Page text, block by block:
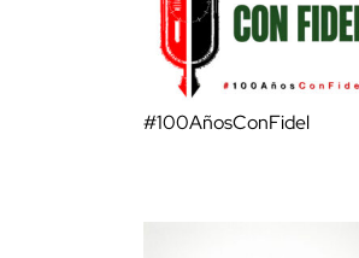
#100AñosConFidel